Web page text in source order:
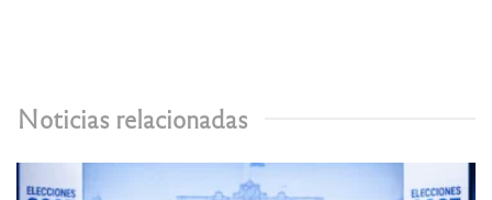
Noticias relacionadas